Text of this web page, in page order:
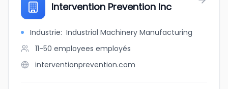
Intervention Prevention Inc
Industrie: Industrial Machinery Manufacturing
11-50 employees employés
interventionprevention.com